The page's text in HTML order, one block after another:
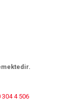
304 4 506